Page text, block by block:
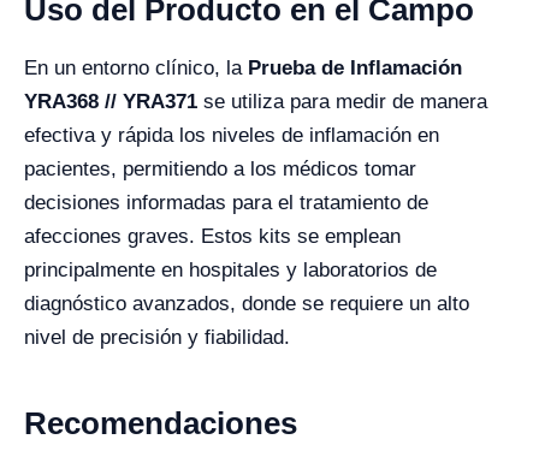
Uso del Producto en el Campo
En un entorno clínico, la Prueba de Inflamación
YRA368 // YRA371 se utiliza para medir de manera
efectiva y rápida los niveles de inflamación en
pacientes, permitiendo a los médicos tomar
decisiones informadas para el tratamiento de
afecciones graves. Estos kits se emplean
principalmente en hospitales y laboratorios de
diagnóstico avanzados, donde se requiere un alto
nivel de precisión y fiabilidad.
Recomendaciones